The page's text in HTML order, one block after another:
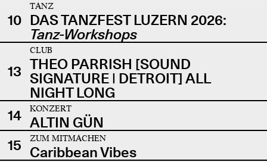
10
TANZ
DAS TANZFEST LUZERN 2026:
Tanz-Workshops
13
CLUB
THEO PARRISH [SOUND
SIGNATURE | DETROIT] ALL
NIGHT LONG
14
KONZERT
ALTIN GÜN
15
ZUM MITMACHEN
Caribbean Vibes